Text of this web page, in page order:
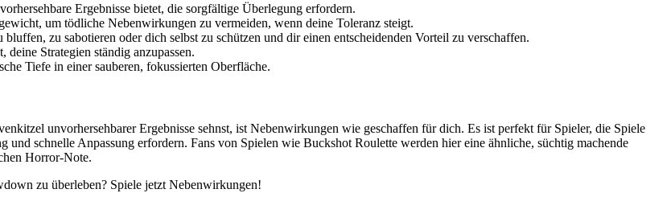
Ergebnisse bietet, die sorgfältige Überlegung erfordern.
um tödliche Nebenwirkungen zu vermeiden, wenn deine Toleranz steigt.
bluffen, zu sabotieren oder dich selbst zu schützen und dir einen entscheidenden Vorteil zu verschaffen.
Strategien ständig anzupassen.
Tiefe in einer sauberen, fokussierten Oberfläche.
unvorhersehbarer Ergebnisse sehnst, ist Nebenwirkungen wie geschaffen für dich. Es ist perfekt für Spieler, die Spiele
schnelle Anpassung erfordern. Fans von Spielen wie Buckshot Roulette werden hier eine ähnliche, süchtig machende
Horror-Note.
zu überleben? Spiele jetzt Nebenwirkungen!